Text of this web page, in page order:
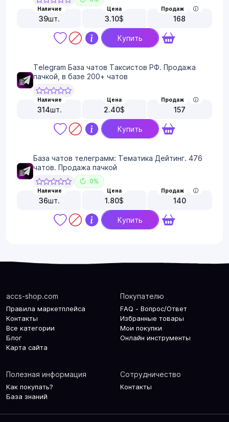
Наличие
39шт.
Цена
3.10$
Продаж
168
Купить
Telegram База чатов Таксистов РФ. Продажа
пачкой, в базе 200+ чатов
Наличие
314шт.
Цена
2.40$
Продаж
157
Купить
База чатов телеграмм: Тематика Дейтинг. 476
чатов. Продажа пачкой
0%
Наличие
36шт.
Цена
1.80$
Продаж
140
Купить
accs-shop.com
Правила маркетплейса
Контакты
Все категории
Блог
Карта сайта
Покупателю
FAQ - Вопрос/Ответ
Избранные товары
Мои покупки
Онлайн инструменты
Полезная информация
Как покупать?
База знаний
Сотрудничество
Контакты